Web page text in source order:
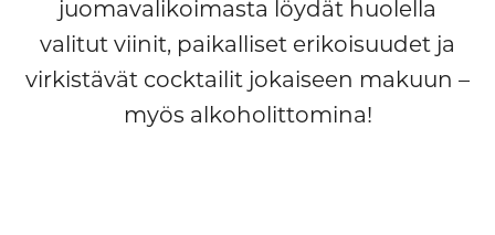
juomavalikoimasta löydät huolella
valitut viinit, paikalliset erikoisuudet ja
virkistävät cocktailit jokaiseen makuun –
myös alkoholittomina!